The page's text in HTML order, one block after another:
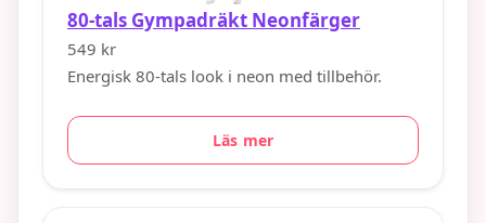
80-tals Gympadräkt Neonfärger
549 kr
Energisk 80-tals look i neon med tillbehör.
Läs mer